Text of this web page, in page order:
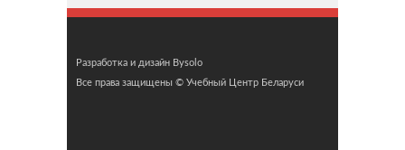
Разработка и дизайн Bysolo
Все права защищены © Учебный Центр Беларуси